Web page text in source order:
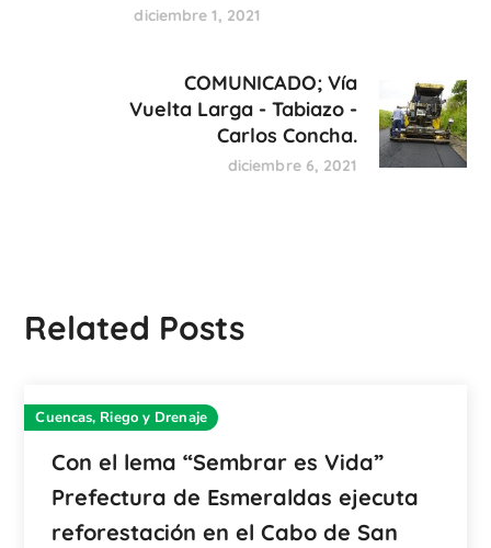
diciembre 1, 2021
COMUNICADO; Vía
Vuelta Larga - Tabiazo -
Carlos Concha.
diciembre 6, 2021
Related Posts
Cuencas, Riego y Drenaje
Con el lema “Sembrar es Vida”
Prefectura de Esmeraldas ejecuta
reforestación en el Cabo de San